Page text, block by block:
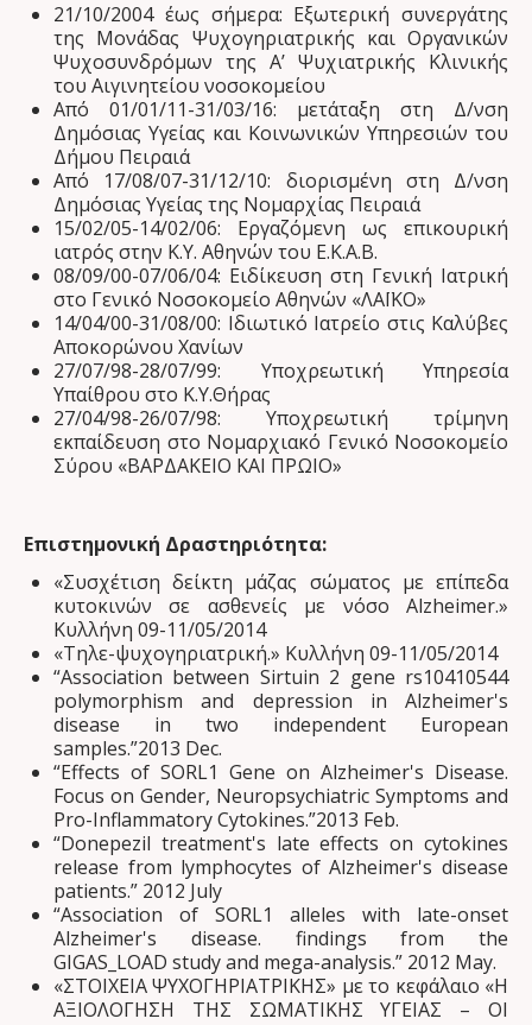
21/10/2004 έως σήμερα: Εξωτερική συνεργάτης
της Μονάδας Ψυχογηριατρικής και Οργανικών
Ψυχοσυνδρόμων της Α’ Ψυχιατρικής Κλινικής
του Αιγινητείου νοσοκομείου
Από 01/01/11-31/03/16: μετάταξη στη Δ/νση
Δημόσιας Υγείας και Κοινωνικών Υπηρεσιών του
Δήμου Πειραιά
Από 17/08/07-31/12/10: διορισμένη στη Δ/νση
Δημόσιας Υγείας της Νομαρχίας Πειραιά
15/02/05-14/02/06: Εργαζόμενη ως επικουρική
ιατρός στην Κ.Υ. Αθηνών του Ε.Κ.Α.Β.
08/09/00-07/06/04: Ειδίκευση στη Γενική Ιατρική
στο Γενικό Νοσοκομείο Αθηνών «ΛΑΪΚΟ»
14/04/00-31/08/00: Ιδιωτικό Ιατρείο στις Καλύβες
Αποκορώνου Χανίων
27/07/98-28/07/99: Υποχρεωτική Υπηρεσία
Υπαίθρου στο Κ.Υ.Θήρας
27/04/98-26/07/98: Υποχρεωτική τρίμηνη
εκπαίδευση στο Νομαρχιακό Γενικό Νοσοκομείο
Σύρου «ΒΑΡΔΑΚΕΙΟ ΚΑΙ ΠΡΩΙΟ»
Επιστημονική Δραστηριότητα:
«Συσχέτιση δείκτη μάζας σώματος με επίπεδα
κυτοκινών σε ασθενείς με νόσο Alzheimer.»
Κυλλήνη 09-11/05/2014
«Τηλε-ψυχογηριατρική.» Κυλλήνη 09-11/05/2014
“Association between Sirtuin 2 gene rs10410544
polymorphism and depression in Alzheimer's
disease in two independent European
samples.”2013 Dec.
“Effects of SORL1 Gene on Alzheimer's Disease.
Focus on Gender, Neuropsychiatric Symptoms and
Pro-Inflammatory Cytokines.”2013 Feb.
“Donepezil treatment's late effects on cytokines
release from lymphocytes of Alzheimer's disease
patients.” 2012 July
“Association of SORL1 alleles with late-onset
Alzheimer's disease. findings from the
GIGAS_LOAD study and mega-analysis.” 2012 May.
«ΣΤΟΙΧΕΙΑ ΨΥΧΟΓΗΡΙΑΤΡΙΚΗΣ» με το κεφάλαιο «Η
ΑΞΙΟΛΟΓΗΣΗ ΤΗΣ ΣΩΜΑΤΙΚΗΣ ΥΓΕΙΑΣ – ΟΙ